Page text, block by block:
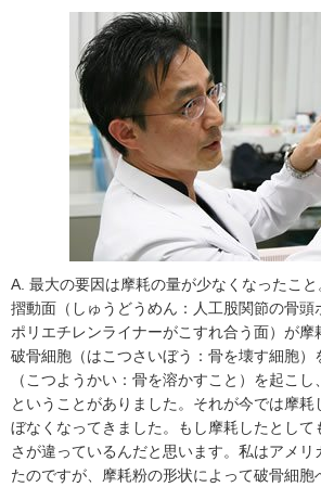
A. 最大の要因は摩耗の量が少なくなったこ
摺動面（しゅうどうめん：人工股関節の骨頭
ポリエチレンライナーがこすれ合う面）が
破骨細胞（はこつさいぼう：骨を壊す細胞）
（こつようかい：骨を溶かすこと）を起こ
ということがありました。それが今では摩耗
ぼなくなってきました。もし摩耗したとして
さが違っているんだと思います。私はアメリ
たのですが、摩耗粉の形状によって破骨細